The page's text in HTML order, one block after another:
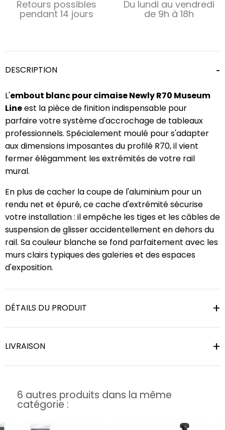
Retours possibles
pendant 14 jours
Du lundi au vendredi
de 9h à 18h
DESCRIPTION
L'embout blanc pour cimaise Newly R70 Museum
Lineest la pièce de finition indispensable pour
parfaire votre système d'accrochage de tableaux
professionnels. Spécialement moulé pour s'adapter
aux dimensions imposantes du profilé R70, il vient
fermer élégamment les extrémités de votre rail
mural.
En plus de cacher la coupe de l'aluminium pour un
rendu net et épuré, ce cache d'extrémité sécurise
votre installation : il empêche les tiges et les câbles de
suspension de glisser accidentellement en dehors du
rail. Sa couleur blanche se fond parfaitement avec les
murs clairs typiques des galeries et des espaces
d'exposition.
DÉTAILS DU PRODUIT
LIVRAISON
6 autres produits dans la même
catégorie :